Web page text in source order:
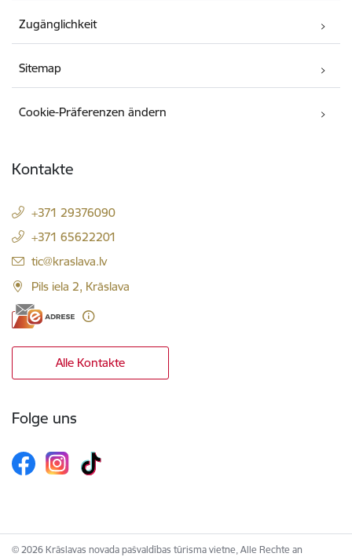
Zugänglichkeit
Sitemap
Cookie-Präferenzen ändern
Kontakte
+371 29376090
+371 65622201
E-Mail:
tic@kraslava.lv
Pils iela 2, Krāslava
Alle Kontakte
Folge uns
© 2026 Krāslavas novada pašvaldības tūrisma vietne, Alle Rechte an